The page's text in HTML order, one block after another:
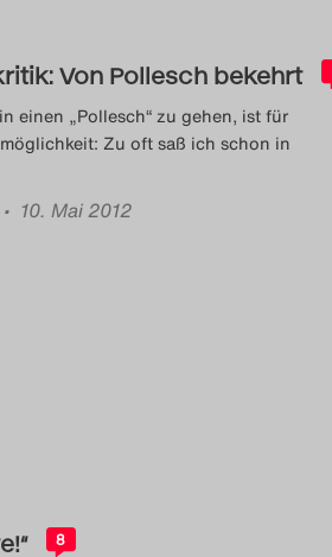
Von Pollesch bekehrt
einen „Pollesch“ zu gehen, ist für
Zu oft saß ich schon in
• 10. Mai 2012
8